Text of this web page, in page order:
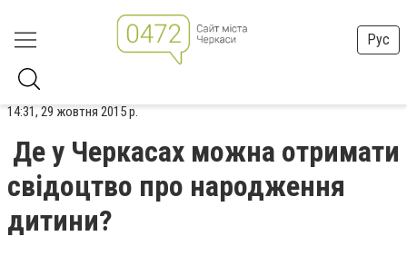
Рус
14:31, 29 жовтня 2015 р.
Де у Черкасах можна отримати
свідоцтво про народження
дитини?